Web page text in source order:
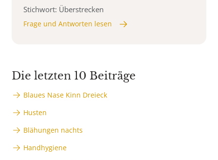
Stichwort: Überstrecken
Frage und Antworten lesen
Die letzten 10 Beiträge
Blaues Nase Kinn Dreieck
Husten
Blähungen nachts
Handhygiene